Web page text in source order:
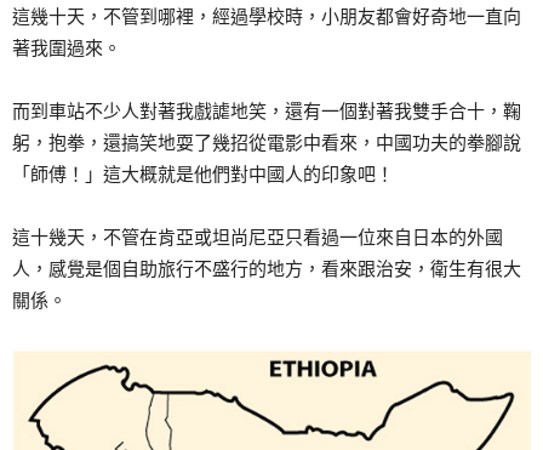
這幾十天，不管到哪裡，經過學校時，小朋友都會好奇地一直向
著我圍過來。
而到車站不少人對著我戲謔地笑，還有一個對著我雙手合十，鞠
躬，抱拳，還搞笑地耍了幾招從電影中看來，中國功夫的拳腳說
「師傅！」這大概就是他們對中國人的印象吧！
這十幾天，不管在肯亞或坦尚尼亞只看過一位來自日本的外國
人，感覺是個自助旅行不盛行的地方，看來跟治安，衛生有很大
關係。